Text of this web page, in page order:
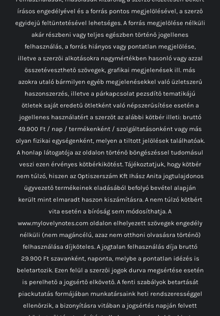
írásos engedélyével és a forrás pontos megjelölésével, a szerző
egyidejű feltüntetésével lehetséges. A forrás megjelölése nélküli
akár részbeni vagy teljes egészben történő jogellenes
felhasználás, a forrás hiányos vagy pontatlan megjelölése,
illetve a szerzői alkotásokra nagymértékben hasonló vagy azzal
összetéveszthető szövegek, grafikai megjelenések ill. más
azokra utaló bármilyen egyéb megjelenésekkel való üzletszerű
haszonszerzés, illetve a párkapcsolat pezsdítő tematikájú
ötletek saját eredetű ötletként való népszerűsítése esetén a
jogellenes használatért a szerzőt az alábbi kötbér illeti: bruttó
49.900 Ft / nap / termékenként / szolgáltatásonként vagy más
olyan fizikai egységenként, melyen a tiltott jelölések találhatóak.
A honlap látogatója az oldalon történő böngészéssel tudomásul
veszi ezen érvényes kötbérkikötést. Tájékoztatjuk, hogy kötbér
nem túlzó, hiszen az Optiszerszám Kft Ihász Anita jogtulajdonos
ügyvezető termékeinek eladásából befolyó bevétel alapján
került mint elmaradt haszon kiszámításra. A nem túlzó kötbért
www.mylovelynotes.com oldalon elhelyezett szövegek engedély
nélküli (nem magáncélú, azaz nem otthoni olvasásra történő)
felhasználása díjköteles. A jogtalan felhasználás díja bruttó
29.900 Ft szavanként, naponta, melybe a pontatlan idézés is
beletartozik. Ezen felül a szerzői jogok durva megsértése esetén
is perelhető a jogsértő elkövető. A fenti szabályok betartását
piackutatás formájában munkatársaink heti rendszerességgel
ellenőrzik, a bizonyításra vitában a jogsértés napján felvett
közjegyzői ténytanúsítást alkalmazzuk, amely közokirat.